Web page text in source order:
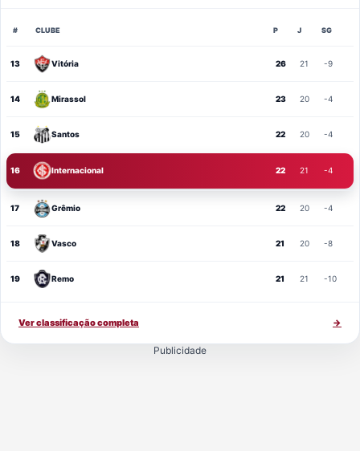
# CLUBE P J SG
13 Vitória 26 21 -9
14 Mirassol 23 20 -4
15 Santos 22 20 -4
16 Internacional 22 21 -4
17 Grêmio 22 20 -4
18 Vasco 21 20 -8
19 Remo 21 21 -10
Ver classificação completa →
Publicidade